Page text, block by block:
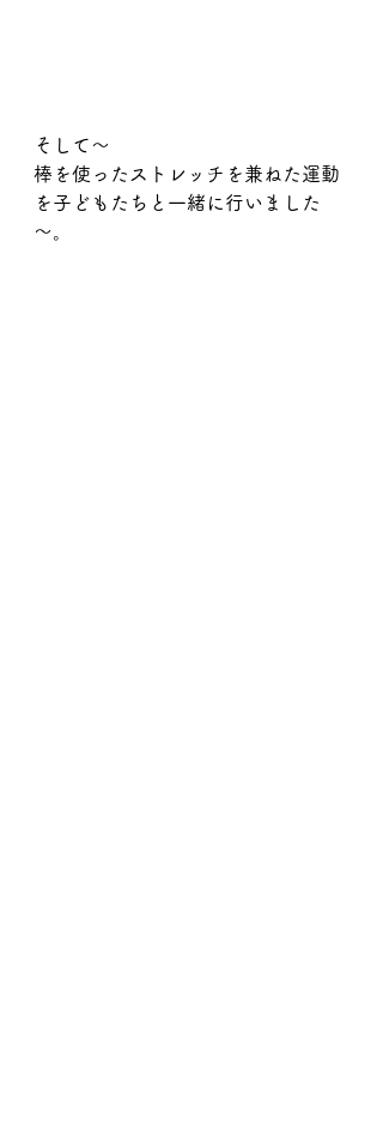
そして～
棒を使ったストレッチを兼ねた運動
を子どもたちと一緒に行いました
～。